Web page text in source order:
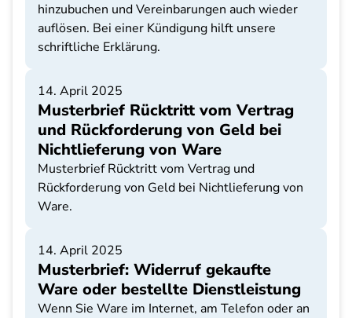
hinzubuchen und Vereinbarungen auch wieder
auflösen. Bei einer Kündigung hilft unsere
schriftliche Erklärung.
14. April 2025
Musterbrief Rücktritt vom Vertrag
und Rückforderung von Geld bei
Nichtlieferung von Ware
Musterbrief Rücktritt vom Vertrag und
Rückforderung von Geld bei Nichtlieferung von
Ware.
14. April 2025
Musterbrief: Widerruf gekaufte
Ware oder bestellte Dienstleistung
Wenn Sie Ware im Internet, am Telefon oder an